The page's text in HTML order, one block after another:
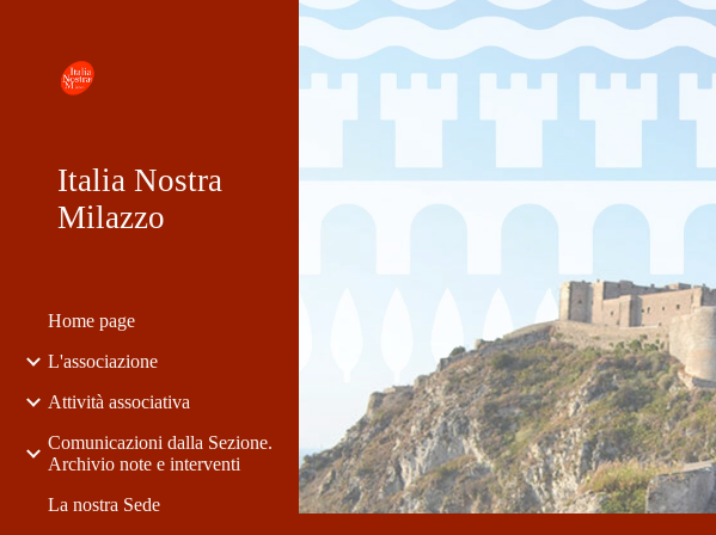
Skip to main content
Italia Nostra
Milazzo
Home page
L'associazione
Attività associativa
Comunicazioni dalla Sezione.
Archivio note e interventi
La nostra Sede